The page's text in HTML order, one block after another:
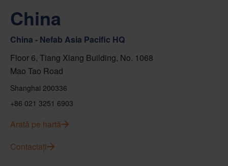
China
China - Nefab Asia Pacific HQ
Floor 6, Tiang Xlang Building, No. 1068
Mao Tao Road
Shanghai 200336
+86 021 3251 6903
Arată pe hartă
Contactați